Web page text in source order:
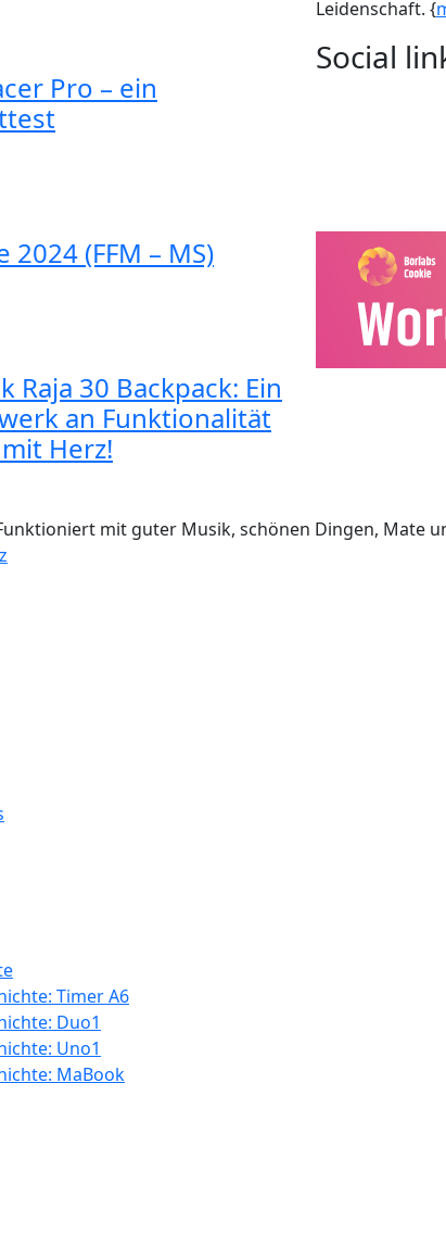
Pro – ein
2024 (FFM – MS)
Raja 30 Backpack: Ein
an Funktionalität
Herz!
Leidenschaft. {
Social
mit guter Musik, schönen Dingen, Mate
Timer A6
Duo1
Uno1
MaBook